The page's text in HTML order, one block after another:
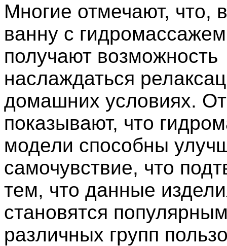
Многие отмечают, что,
ванну с
получают возможность
наслаждаться
домашних условиях.
показывают, что
модели способны
самочувствие, что
тем, что данные
становятся
различных групп